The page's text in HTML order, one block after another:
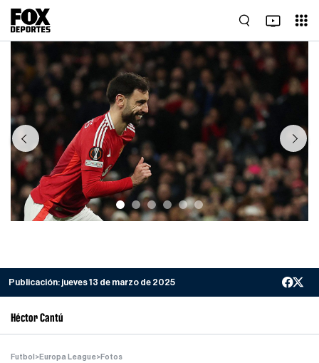
Previous Next
Publicación: jueves 13 de marzo de 2025
Héctor Cantú
Futbol >Europa League>Fotos